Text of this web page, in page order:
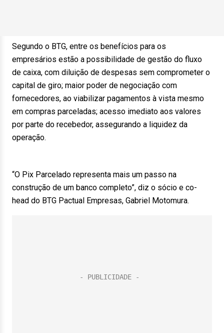
Segundo o BTG, entre os benefícios para os
empresários estão a possibilidade de gestão do fluxo
de caixa, com diluição de despesas sem comprometer o
capital de giro; maior poder de negociação com
fornecedores, ao viabilizar pagamentos à vista mesmo
em compras parceladas; acesso imediato aos valores
por parte do recebedor, assegurando a liquidez da
operação.
“O Pix Parcelado representa mais um passo na
construção de um banco completo”, diz o sócio e co-
head do BTG Pactual Empresas, Gabriel Motomura.